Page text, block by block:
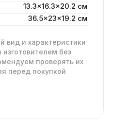
13.3x16.3x20.2 cм
36.5x23x19.2 см
вид и характеристики
изготовителем без
проверять их
перед покупкой